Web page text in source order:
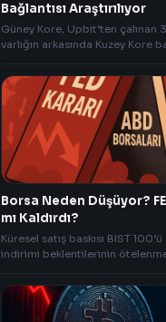
Bağlantısı Araştırılıyor
Güney Kore, Upbit’ten
varlığın arkasında Kuzey Kore
Borsa Neden Düşüyor?
mı Kaldırdı?
Küresel satış baskısı BIST
indirimi beklentilerinin